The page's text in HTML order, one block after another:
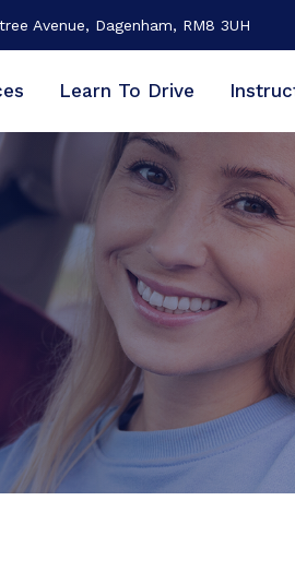
Avenue, Dagenham, RM8 3UH
Learn To Drive